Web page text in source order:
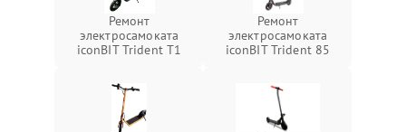
Ремонт
электросамоката
iconBIT Trident T1
Ремонт
электросамоката
iconBIT Trident 85